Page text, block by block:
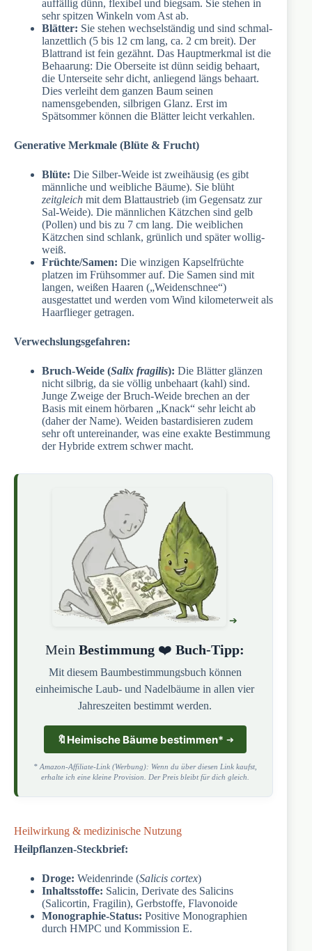
auffällig dünn, flexibel und biegsam. Sie stehen in
sehr spitzen Winkeln vom Ast ab.
Blätter: Sie stehen wechselständig und sind schmal-
lanzettlich (5 bis 12 cm lang, ca. 2 cm breit). Der
Blattrand ist fein gezähnt. Das Hauptmerkmal ist die
Behaarung: Die Oberseite ist dünn seidig behaart,
die Unterseite sehr dicht, anliegend längs behaart.
Dies verleiht dem ganzen Baum seinen
namensgebenden, silbrigen Glanz. Erst im
Spätsommer können die Blätter leicht verkahlen.
Generative Merkmale (Blüte & Frucht)
Blüte: Die Silber-Weide ist zweihäusig (es gibt
männliche und weibliche Bäume). Sie blüht
zeitgleich mit dem Blattaustrieb (im Gegensatz zur
Sal-Weide). Die männlichen Kätzchen sind gelb
(Pollen) und bis zu 7 cm lang. Die weiblichen
Kätzchen sind schlank, grünlich und später wollig-
weiß.
Früchte/Samen: Die winzigen Kapselfrüchte
platzen im Frühsommer auf. Die Samen sind mit
langen, weißen Haaren („Weidenschnee“)
ausgestattet und werden vom Wind kilometerweit als
Haarflieger getragen.
Verwechslungsgefahren:
Bruch-Weide (Salix fragilis): Die Blätter glänzen
nicht silbrig, da sie völlig unbehaart (kahl) sind.
Junge Zweige der Bruch-Weide brechen an der
Basis mit einem hörbaren „Knack“ sehr leicht ab
(daher der Name). Weiden bastardisieren zudem
sehr oft untereinander, was eine exakte Bestimmung
der Hybride extrem schwer macht.
MeinBestimmung ❤️Buch-Tipp:
Mit diesem Baumbestimmungsbuch können
einheimische Laub- und Nadelbäume in allen vier
Jahreszeiten bestimmt werden.
🔖 Heimische Bäume bestimmen*
* Amazon-Affiliate-Link (Werbung): Wenn du über diesen Link kaufst,
erhalte ich eine kleine Provision. Der Preis bleibt für dich gleich.
Heilwirkung & medizinische Nutzung
Heilpflanzen-Steckbrief:
Droge: Weidenrinde (Salicis cortex)
Inhaltsstoffe: Salicin, Derivate des Salicins
(Salicortin, Fragilin), Gerbstoffe, Flavonoide
Monographie-Status: Positive Monographien
durch HMPC und Kommission E.